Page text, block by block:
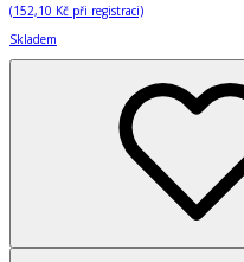
(152,10 Kč při registraci)
Skladem